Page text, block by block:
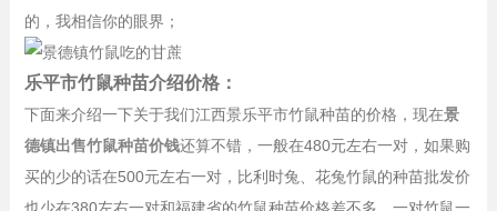
的，我相信你的眼界；
乐平市竹鼠种苗介绍价格：
下面来介绍一下关于我们江西景乐平市竹鼠种苗的价格，现在景
德镇出售竹鼠种苗价钱还算不错，一般在480元左右一对，如果购
买的少的话在500元左右一对，比利时兔、花兔竹鼠的种苗批发价
也少在380左右一对和福建省的竹鼠种苗价格差不多。一对竹鼠一